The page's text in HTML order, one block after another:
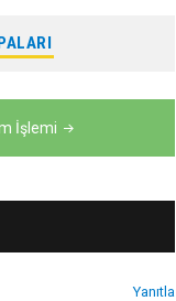
İşlemi
Yanıtla